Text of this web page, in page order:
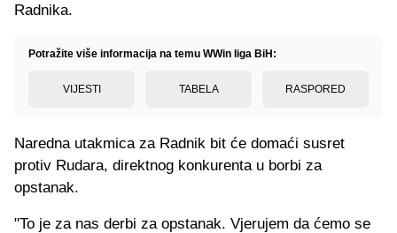
Radnika.
Potražite više informacija na temu WWin liga BiH:
VIJESTI TABELA RASPORED
Naredna utakmica za Radnik bit će domaći susret
protiv Rudara, direktnog konkurenta u borbi za
opstanak.
"To je za nas derbi za opstanak. Vjerujem da ćemo se